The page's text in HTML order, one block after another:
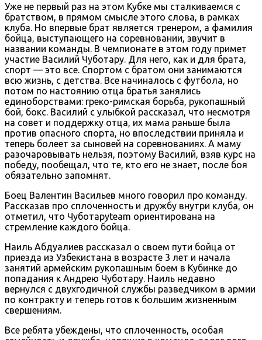
Уже не первый раз на этом Кубке мы сталкиваемся с
братством, в прямом смысле этого слова, в рамках
клуба. Но впервые брат является тренером, а фамилия
бойца, выступающего на соревновании, звучит в
названии команды. В чемпионате в этом году примет
участие Василий Чуботару. Для него, как и для брата,
спорт — это все. Спортом с братом они занимаются
всю жизнь, с детства. Все начиналось с футбола, но
потом по настоянию отца братья занялись
единоборствами: греко-римская борьба, рукопашный
бой, бокс. Василий с улыбкой рассказал, что несмотря
на совет и поддержку отца, их мама раньше была
против опасного спорта, но впоследствии приняла и
теперь болеет за сыновей на соревнованиях. А маму
разочаровывать нельзя, поэтому Василий, взяв курс на
победу, пообещал, что те, кто его не знает, после боя
обязательно запомнят.
Боец Валентин Васильев много говорил про команду.
Рассказав про сплоченность и дружбу внутри клуба, он
отметил, что Чуботаруteam ориентирована на
стремление каждого бойца.
Наиль Абдуалиев рассказал о своем пути бойца от
приезда из Узбекистана в возрасте 3 лет и начала
занятий армейским рукопашным боем в Кубинке до
попадания к Андрею Чуботару. Наиль недавно
вернулся с двухгодичной службы разведчиком в армии
по контракту и теперь готов к большим жизненным
свершениям.
Все ребята убеждены, что сплоченность, особая